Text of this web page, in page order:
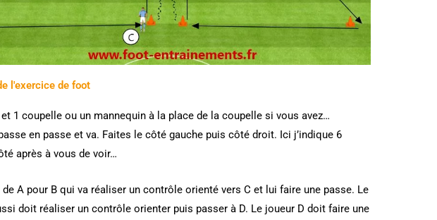
l'exercice de foot
1 coupelle ou un mannequin à la place de la coupelle si vous avez…
en passe et va. Faites le côté gauche puis côté droit. Ici j’indique 6
après à vous de voir…
A pour B qui va réaliser un contrôle orienté vers C et lui faire une passe. Le
doit réaliser un contrôle orienter puis passer à D. Le joueur D doit faire une